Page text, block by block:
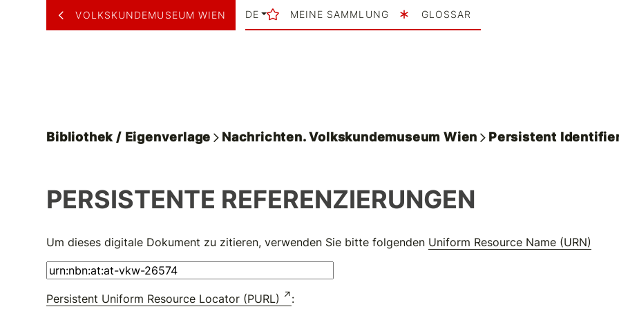
VOLKSKUNDEMUSEUM WIEN DE MEINE SAMMLUNG GLOSSAR
Bibliothek / Eigenverlage Nachrichten. Volkskundemuseum Wien Persistent
PERSISTENTE REFERENZIERUNGEN
Um dieses digitale Dokument zu zitieren, verwenden Sie bitte folgenden Uniform Resource Name (URN)
Persistent Uniform Resource Locator (PURL) :